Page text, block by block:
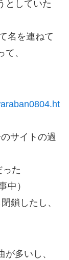
としていた
名を連ねて
、
サイトの過
た
中）
鎖したし、
多いし、